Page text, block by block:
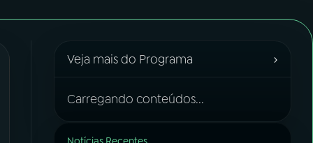
Veja mais do Programa ›
Carregando conteúdos...